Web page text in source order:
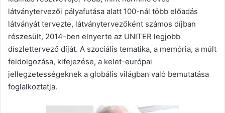
látványtervezői pályafutása alatt 100-nál több előadás
látványát tervezte, látványtervezőként számos díjban
részesült, 2014-ben elnyerte az UNITER legjobb
díszlettervező díját. A szociális tematika, a memória, a múlt
feldolgozása, kifejezése, a kelet-európai
jellegzetességeknek a globális világban való bemutatása
foglalkoztatja.